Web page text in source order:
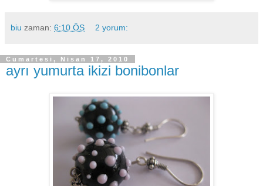
biu zaman: 6:10 ÖS 2 yorum:
Cumartesi, Nisan 17, 2010
ayrı yumurta ikizi bonibonlar